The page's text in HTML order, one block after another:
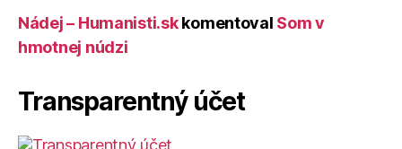
Nádej – Humanisti.skkomentoval Som v
hmotnej núdzi
Transparentný účet